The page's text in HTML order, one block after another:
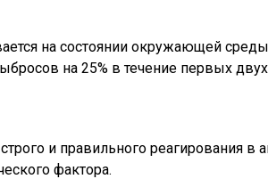
на состоянии окружающей
на 25% в течение первых двух
и правильного реагирования в
фактора.